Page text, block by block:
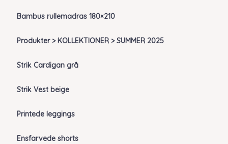
Bambus rullemadras 180×210
Produkter > KOLLEKTIONER > SUMMER 2025
Strik Cardigan grå
Strik Vest beige
Printede leggings
Ensfarvede shorts